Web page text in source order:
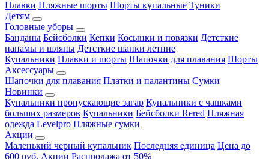
Плавки Пляжные шорты Шорты купальные Туники
Детям
Головные уборы
Банданы Бейсболки Кепки Косынки и повязки Детсткие
панамы и шляпы Детсткие шапки летние
Купальники Плавки и шорты Шапочки для плавания Шорты
Аксессуары
Шапочки для плавания Платки и палантины Сумки
Новинки
Купальники пропускающие загар Купальники с чашками
больших размеров Купальники Бейсболки Rered Пляжная
одежда Levelpro Пляжные сумки
Акции
Маленький черный купальник Последняя единица Цена до
600 руб. Акции Распродажа от 50%